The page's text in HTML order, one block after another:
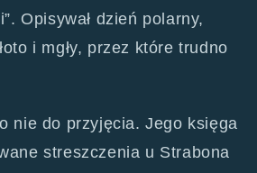
Opisywał dzień polarny,
i mgły, przez które trudno
nie do przyjęcia. Jego księga
streszczenia u Strabona